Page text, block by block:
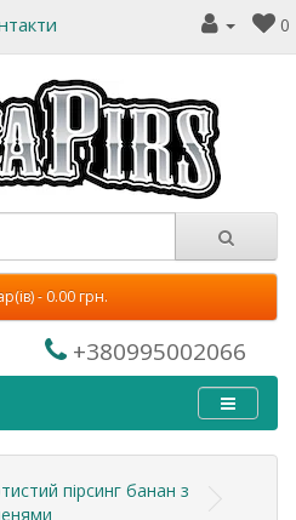
0
- 0.00 грн.
+380995002066
пірсинг банан з